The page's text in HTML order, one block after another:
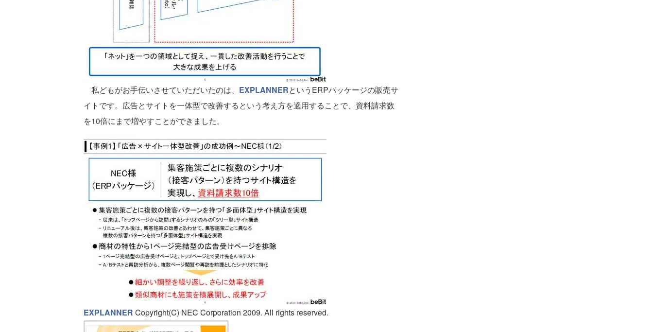
私どもがお手伝いさせていただいたのは、 EXPLANNERというERPパッケージの販売サ
イトです。広告とサイトを一体型で改善するという考え方を適用することで、資料請求数
を10倍にまで増やすことができました。
EXPLANNER Copyright(C) NEC Corporation 2009. All rights reserved.